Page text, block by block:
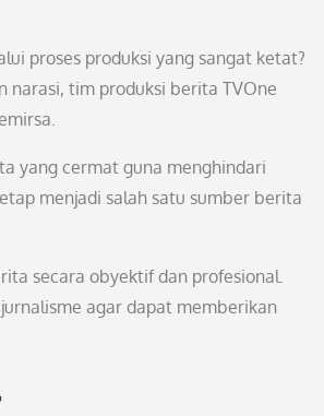
proses produksi yang sangat ketat?
narasi, tim produksi berita TVOne
yang cermat guna menghindari
menjadi salah satu sumber berita
secara obyektif dan profesional.
agar dapat memberikan